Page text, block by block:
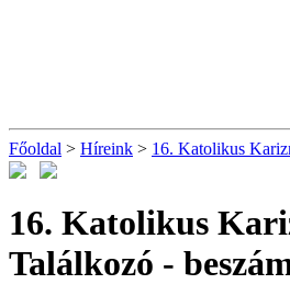
Főoldal > Híreink > 16. Katolikus
16. Katolikus
Találkozó -